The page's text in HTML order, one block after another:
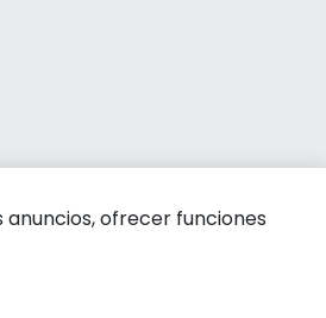
ofrecer funciones